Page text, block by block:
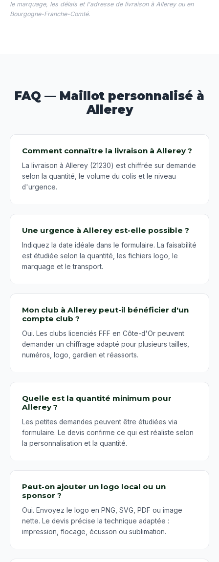
le marquage, les délais et l'adresse de livraison à Allerey ou en
Bourgogne-Franche-Comté.
FAQ — Maillot personnalisé à
Allerey
Comment connaître la livraison à Allerey ?
La livraison à Allerey (21230) est chiffrée sur demande
selon la quantité, le volume du colis et le niveau
d'urgence.
Une urgence à Allerey est-elle possible ?
Indiquez la date idéale dans le formulaire. La faisabilité
est étudiée selon la quantité, les fichiers logo, le
marquage et le transport.
Mon club à Allerey peut-il bénéficier d'un
compte club ?
Oui. Les clubs licenciés FFF en Côte-d'Or peuvent
demander un chiffrage adapté pour plusieurs tailles,
numéros, logo, gardien et réassorts.
Quelle est la quantité minimum pour
Allerey ?
Les petites demandes peuvent être étudiées via
formulaire. Le devis confirme ce qui est réaliste selon
la personnalisation et la quantité.
Peut-on ajouter un logo local ou un
sponsor ?
Oui. Envoyez le logo en PNG, SVG, PDF ou image
nette. Le devis précise la technique adaptée :
impression, flocage, écusson ou sublimation.